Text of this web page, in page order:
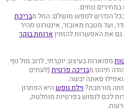
נוחים.
הנדרש לנופש מושלם: החל מבריכת
ועד מטבח מאובזר, אינטרנט מהיר
גם את האפשרות להזמיןארוחת בוקר
מפוארות בעיצוב יוקרתי, לרוב מול נוף
תיהנו מבריכה פרטית(לעתים
סאונה יבשה.
מורחבת?וילת נופשהיא הפתרון
לכם לנפוש בפרטיות מוחלטת,